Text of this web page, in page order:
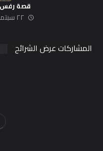
قصة رفس
٢٢ سبتمبر، ٢٠٢٤
المشاركات عرض الشرائح